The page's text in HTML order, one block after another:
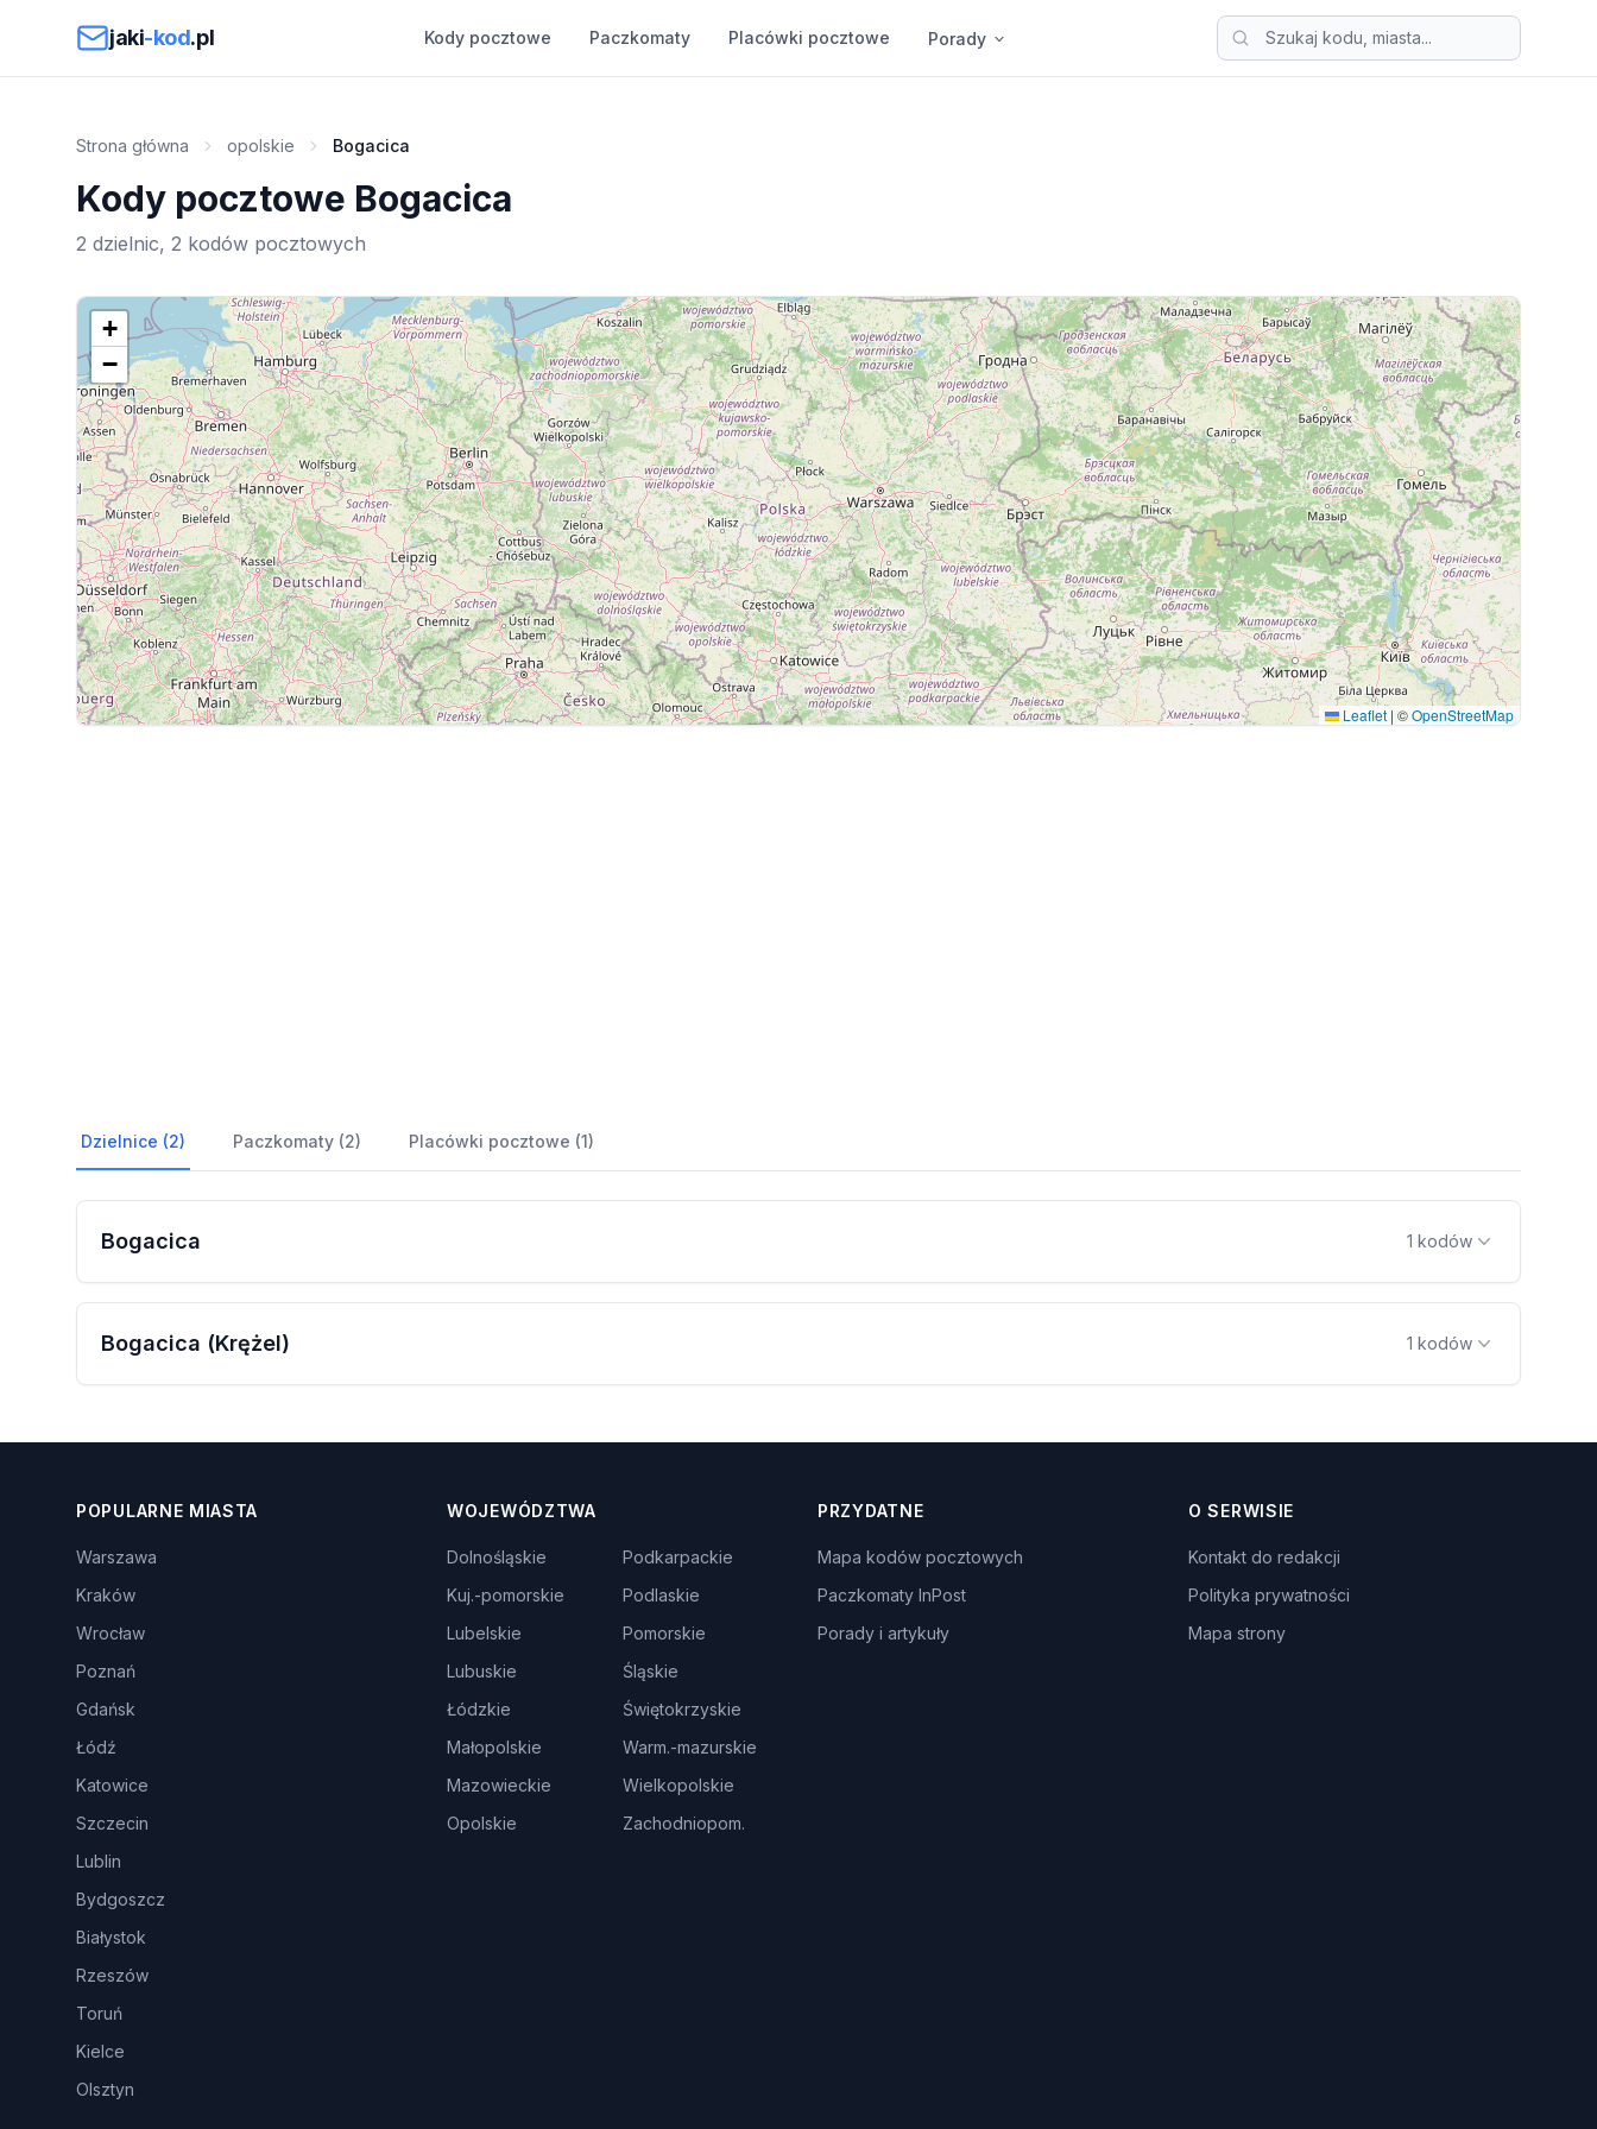
jaki-kod.pl Kody pocztowe Paczkomaty Placówki pocztowe Porady
Strona główna opolskie Bogacica
Kody pocztowe Bogacica
2 dzielnic, 2 kodów pocztowych
+
−
Leaflet | ©OpenStreetMap
Dzielnice (2) Paczkomaty (2) Placówki pocztowe (1)
Bogacica 1 kodów
Bogacica (Krężel) 1 kodów
POPULARNE MIASTA
Warszawa
Kraków
Wrocław
Poznań
Gdańsk
Łódź
Katowice
Szczecin
Lublin
Bydgoszcz
Białystok
Rzeszów
Toruń
Kielce
Olsztyn
WOJEWÓDZTWA
Dolnośląskie
Kuj.-pomorskie
Lubelskie
Lubuskie
Łódzkie
Małopolskie
Mazowieckie
Opolskie
Podkarpackie
Podlaskie
Pomorskie
Śląskie
Świętokrzyskie
Warm.-mazurskie
Wielkopolskie
Zachodniopom.
PRZYDATNE
Mapa kodów pocztowych
Paczkomaty InPost
Porady i artykuły
O SERWISIE
Kontakt do redakcji
Polityka prywatności
Mapa strony